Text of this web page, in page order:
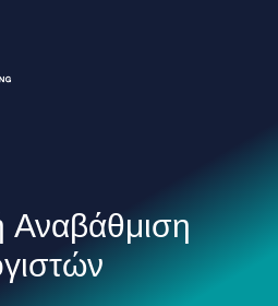
Αναβάθμιση